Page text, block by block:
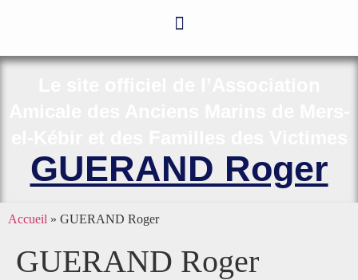
GUERAND Roger
Accueil » GUERAND Roger
GUERAND Roger